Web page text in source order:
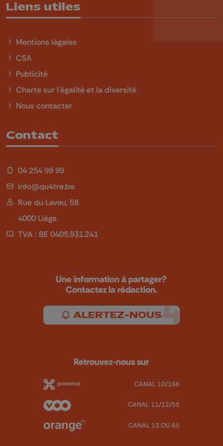
Liens utiles
Mentions légales
CSA
Publicité
Charte sur l'égalité et la diversité
Nous contacter
Contact
04 254 99 99
info@qu4tre.be
Rue du Laveu, 58
4000 Liège
TVA : BE 0405.931.241
Une information à partager?
Contactez la rédaction.
ALERTEZ-NOUS
Retrouvez-nous sur
CANAL 10/166
CANAL 11/12/55
CANAL 13 OU 65